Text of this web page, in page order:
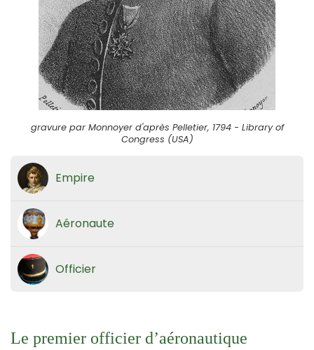
gravure par Monnoyer d'après Pelletier, 1794 - Library of
Congress (USA)
Empire
Aéronaute
Officier
Le premier officier d’aéronautique